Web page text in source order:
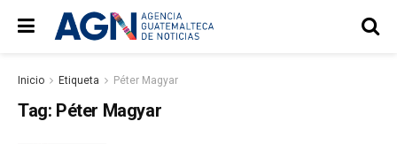
Inicio Etiqueta Péter Magyar
Tag: Péter Magyar